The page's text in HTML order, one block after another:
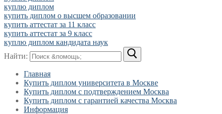
куплю диплом
купить диплом о высшем образовании
купить аттестат за 11 класс
купить аттестат за 9 класс
куплю диплом кандидата наук
Найти:
Главная
Купить диплом университета в Москве
Купить диплом с подтверждением Москва
Купить диплом с гарантией качества Москва
Информация